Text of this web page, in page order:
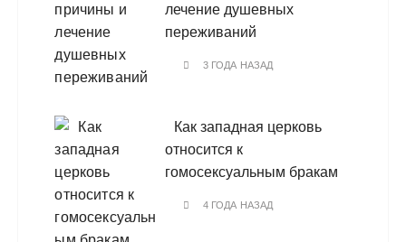
лечение душевных
переживаний
3 ГОДА НАЗАД
Как западная церковь
относится к
гомосексуальным бракам
4 ГОДА НАЗАД